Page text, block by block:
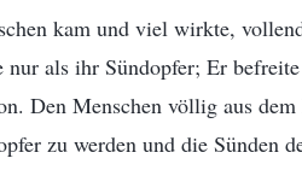
kam und viel wirkte,
nur als ihr Sündopfer; Er
Den Menschen völlig aus
zu werden und die Sünden